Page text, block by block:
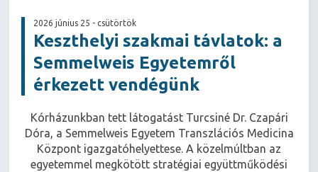
2026 június 25 - csütörtök
Keszthelyi szakmai távlatok: a
Semmelweis Egyetemről
érkezett vendégünk
Kórházunkban tett látogatást Turcsiné Dr. Czapári
Dóra, a Semmelweis Egyetem Transzlációs Medicina
Központ igazgatóhelyettese. A közelmúltban az
egyetemmel megkötött stratégiai együttműködési